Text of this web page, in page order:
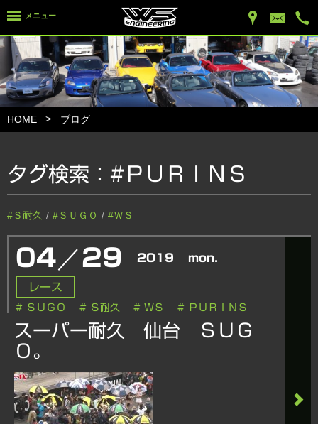
メニュー
HOME ブログ
タグ検索： #ＰＵＲＩＮＳ
#Ｓ耐久 #ＳＵＧＯ #ＷＳ
04 ／29 2019 mon.
レース
# ＳＵＧＯ # Ｓ耐久 # ＷＳ # ＰＵＲＩＮＳ
スーパー耐久 仙台 ＳＵＧ
Ｏ。